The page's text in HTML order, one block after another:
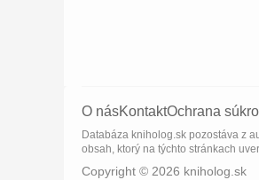
O násKontaktOchrana
Databáza kniholog.sk pozostáva z
obsah, ktorý na týchto stránkach
Copyright © 2026 kniholog.sk